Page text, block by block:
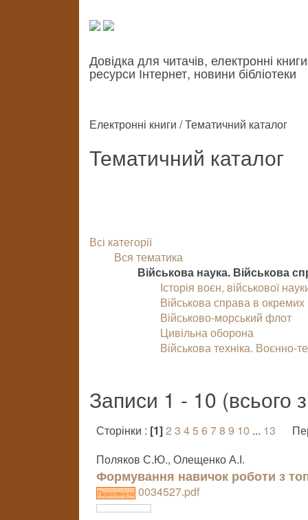
Довідка для читачів, електронні
ресурси Інтернет, новини бібліотеки
Електронні книги / Тематичний каталог
Тематичний каталог
Всі категорії
Вся тематика
Військова наука. Військова
Історія воєн, військової
Військова справа в окремих
Військово-морський флот
Цивільна оборона
Військова техніка. Воєнно-
Записи 1 - 10 (всього
Сторінки : [1]2 3 45 6 78 9 10 ... 13
Поляков С.Ю., Олещенко А.І.
Формування навичок роботи з
Переглянути 0034527.pdf